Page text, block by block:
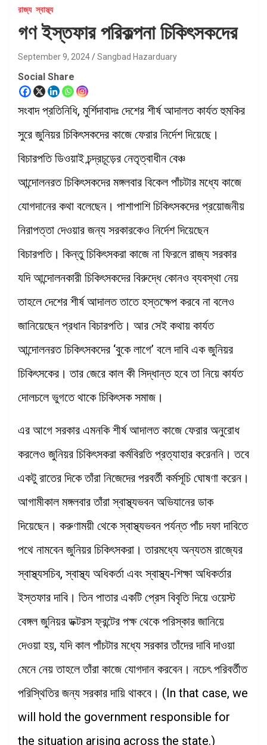
রাজ্য স্বাস্থ্য
গণ ইস্তফার পরিকল্পনা চিকিৎসকদের
September 9, 2024 Sangbad Hazarduary
Social Share
সংবাদ প্রতিনিধি, মুর্শিদাবাদঃ দেশের শীর্ষ আদালত কার্যত হুমকির
সুরে জুনিয়র চিকিৎসকদের কাজে ফেরার নির্দেশ দিয়েছে।
বিচারপতি ডিওয়াই চন্দ্রচূড়ের নেতৃত্বাধীন বেঞ্চ
আন্দোলনরত চিকিৎসকদের মঙ্গলবার বিকেল পাঁচটার মধ্যে কাজে
যোগদানের কথা বলেছেন। পাশাপাশি চিকিৎসকদের প্রয়োজনীয়
নিরাপত্তা দেওয়ার জন্য সরকারকেও নির্দেশ দিয়েছেন
বিচারপতি। কিন্তু চিকিৎসকরা কাজে না ফিরলে রাজ্য সরকার
যদি আন্দোলনকারী চিকিৎসকদের বিরুদ্ধে কোনও ব্যবস্থা নেয়
তাহলে দেশের শীর্ষ আদালত তাতে হস্তক্ষেপ করবে না বলেও
জানিয়েছেন প্রধান বিচারপতি। আর সেই কথায় কার্যত
আন্দোলনরত চিকিৎসকদের ‘বুকে লাগে’ বলে দাবি এক জুনিয়র
চিকিৎসকের। তার জেরে কাল কী সিদ্ধান্ত হবে তা নিয়ে কার্যত
দোলচলে ভুগতে থাকে চিকিৎসক সমাজ।
এর আগে সরকার এমনকি শীর্ষ আদালত কাজে ফেরার অনুরোধ
করলেও জুনিয়র চিকিৎসকরা কর্মবিরতি প্রত্যাহার করেননি। তবে
একটু রাতের দিকে তাঁরা নিজেদের পরবর্তী কর্মসূচি ঘোষণা করেন।
আগামীকাল মঙ্গলবার তাঁরা স্বাস্থ্যভবন অভিযানের ডাক
দিয়েছেন। করুণাময়ী থেকে স্বাস্থ্যভবন পর্যন্ত পাঁচ দফা দাবিতে
পথে নামবেন জুনিয়র চিকিৎসকরা। তারমধ্যে অন্যতম রাজ্যের
স্বাস্থ্যসচিব, স্বাস্থ্য অধিকর্তা এবং স্বাস্থ্য-শিক্ষা অধিকর্তার
ইস্তফার দাবি। তিন পাতার একটি প্রেস বিবৃতি দিয়ে ওয়েস্ট
বেঙ্গল জুনিয়র ডক্টরস ফ্রন্টের পক্ষ থেকে পরিস্কার জানিয়ে
দেওয়া হয়, যদি কাল পাঁচটার মধ্যে সরকার তাঁদের দাবি দাওয়া
মেনে নেয় তাহলে তাঁরা কাজে যোগদান করবেন। নচেৎ পরিবর্তীত
পরিস্থিতির জন্য সরকার দায়ি থাকবে। (In that case, we
will hold the government responsible for
the situation arising across the state.)